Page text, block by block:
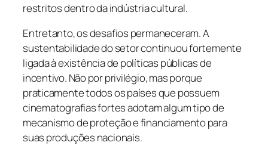
restritos dentro da indústria cultural.
Entretanto, os desafios permaneceram. A
sustentabilidade do setor continuou fortemente
ligada à existência de políticas públicas de
incentivo. Não por privilégio, mas porque
praticamente todos os países que possuem
cinematografias fortes adotam algum tipo de
mecanismo de proteção e financiamento para
suas produções nacionais.